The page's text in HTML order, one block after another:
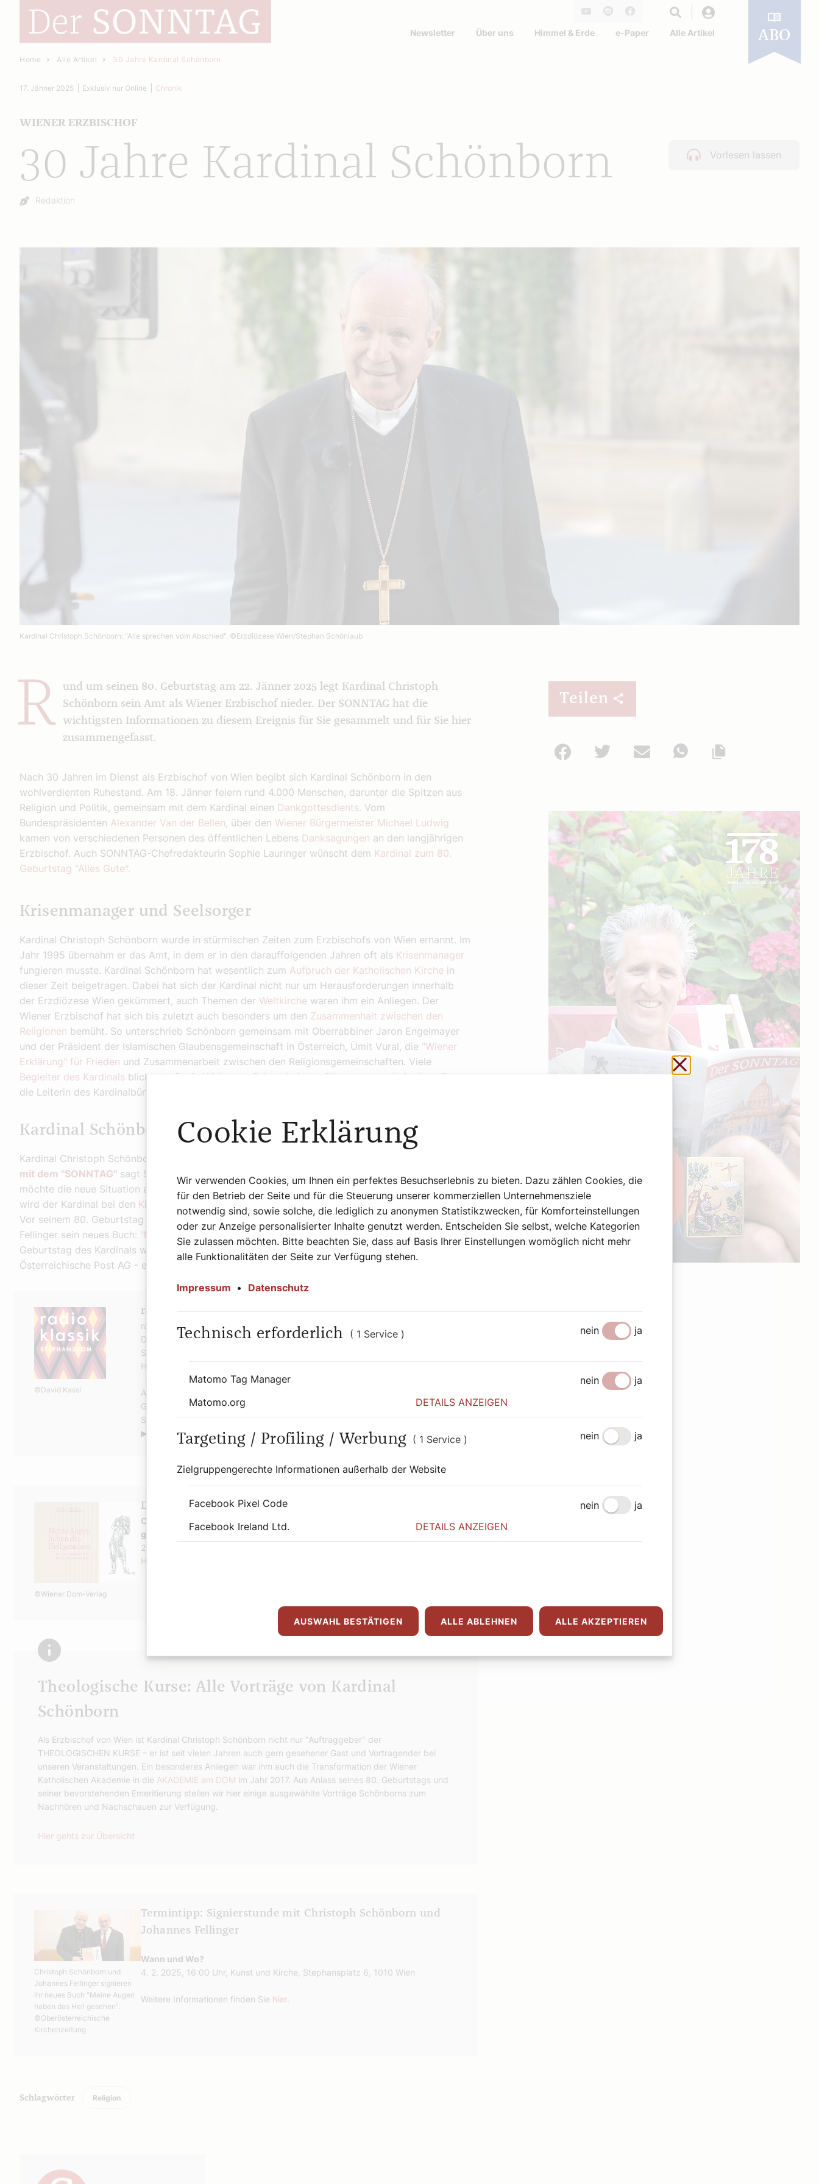
Facebook
Newsletter Über uns Himmel & Erde e-Paper Alle Artikel ABO
Home Alle Artikel 30 Jahre Kardinal Schönborn
Vorlesen lassen
30 Jahre Kardinal Schönborn
WIENER ERZBISCHOF
17. Jänner 2025 Exklusiv nur Online Chronik
Autor:
Redaktion
Kardinal Christoph Schönborn: "Alle sprechen vom Abschied". ©Erzdiözese Wien/Stephan Schönlaub
R
und um seinen 80. Geburtstag am 22. Jänner 2025 legt Kardinal Christoph
Schönborn sein Amt als Wiener Erzbischof nieder. Der SONNTAG hat die
wichtigsten Informationen zu diesem Ereignis für Sie gesammelt und für Sie hier
zusammengefasst.
Nach 30 Jahren im Dienst als Erzbischof von Wien begibt sich Kardinal Schönborn in den
wohlverdienten Ruhestand. Am 18. Jänner feiern rund 4.000 Menschen, darunter die Spitzen aus
Religion und Politik, gemeinsam mit dem Kardinal einen Dankgottesdients. Vom
Bundespräsidenten Alexander Van der Bellen, über den Wiener Bürgermeister Michael Ludwig
kamen von verschiedenen Personen des öffentlichen Lebens Danksagungen an den langjährigen
Erzbischof. Auch SONNTAG-Chefredakteurin Sophie Lauringer wünscht dem Kardinal zum 80.
Geburtstag "Alles Gute".
Krisenmanager und Seelsorger
Kardinal Christoph Schönborn wurde in stürmischen Zeiten zum Erzbischofs von Wien ernannt. Im
Jahr 1995 übernahm er das Amt, in dem er in den darauffolgenden Jahren oft als Krisenmanager
fungieren musste. Kardinal Schönborn hat wesentlich zum Aufbruch der Katholischen Kirche in
dieser Zeit beigetragen. Dabei hat sich der Kardinal nicht nur um Herausforderungen innerhalb
der Erzdiözese Wien gekümmert, auch Themen der Weltkirche waren ihm ein Anliegen. Der
Wiener Erzbischof hat sich bis zuletzt auch besonders um den Zusammenhalt zwischen den
Religionen bemüht. So unterschrieb Schönborn gemeinsam mit Oberrabbiner Jaron Engelmayer
und der Präsident der Islamischen Glaubensgemeinschaft in Österreich, Ümit Vural, die "Wiener
Erklärung" für Frieden und Zusammenarbeit zwischen den Religionsgemeinschaften. Viele
Begleiter des Kardinals blicken auf sein Wirken zurück undziehen Bilanz- so auchCorinna Turner,
die Leiterin des Kardinalbüros.
Kardinal Schönborn über seine Zukunft
Kardinal Christoph Schönborn selbst möchte nicht von Abschied sprechen. In einem
mit dem "SONNTAG" sagt Schönborn über seine Zukunft: "Ich habe bewusst keine Pläne. Ich
möchte die neue Situation auf mich zukommen lassen und sie dann gestalten." Seinen Ruhestand
wird der Kardinal bei den Kleinen Schwestern vom Lamm
in der Wiener Donaustadt verbringen.
Vor seinem 80. Geburtstag hat Kardinal Christoph Schönborn gemeinsam mit Arzt Johannes
Fellinger sein neues Buch: "Meine Augen haben das Heil gesehen"
veröffentlicht. Zum 80.
Geburtstag des Kardinals wird es - so der österreichische Philatelistenverein und die
Österreichische Post AG - eigene
©David Kassl
radio klassik Stephansdom überträgt Dankgottesdienst
radio klassik Stephansdom überträgt auf der Frequenz 107,5 den
Dankgottesdienst zu Ehren von Kardinal Christoph Schönborn live aus dem
Stephansdom.
Hier geht es zum Live-Stream
Auch in den
Gast.
Zum 80. Geburtstag von Kardinal Christoph Schönborn
. Gestaltung:
Stefan Hauser
▶
radioklassik.at/perspektiven
©Wiener Dom-Verlag
Das Buch: "Meine Augen haben das Heil gesehen"
Christoph Schönborn, Johannes Fellinger, Meine Augen haben das Heil
gesehen,
Wiener Dom-Verlag, 112 Seiten, ISBN: 978-3-85351-335-4, EUR
29,–
Hier bestellen
Theologische Kurse: Alle Vorträge von Kardinal
Schönborn
Als Erzbischof von Wien ist Kardinal Christoph Schönborn nicht nur "Auftraggeber" der
THEOLOGISCHEN KURSE – er ist seit vielen Jahren auch gern gesehener Gast und Vortragender bei
unseren Veranstaltungen. Ein besonderes Anliegen war ihm auch die Transformation der Wiener
Katholischen Akademie in die AKADEMIE am DOM im Jahr 2017. Aus Anlass seines 80. Geburtstags und
seiner bevorstehenden Emeritierung stellen wir hier einige ausgewählte Vorträge Schönborns zum
Nachhören und Nachschauen zur Verfügung.
Hier gehts zur Übersicht
Christoph Schönborn und
Johannes Fellinger signieren
ihr neues Buch "Meine Augen
haben das Heil gesehen".
©Oberösterreichische
Kirchenzeitung
Termintipp: Signierstunde mit Christoph Schönborn und
Johannes Fellinger
Wann und Wo?
4. 2. 2025, 16:00 Uhr, Kunst und Kirche, Stephansplatz 6, 1010 Wien
Weitere Informationen finden Sie hier
Schlagwörter Religion
Teilen
Facebook
Twitter Mail
WhatsApp
Schließen ohne zu
Cookie Erklärung
Wir verwenden Cookies, um Ihnen ein perfektes Besuchserlebnis zu bieten. Dazu zählen Cookies, die
für den Betrieb der Seite und für die Steuerung unserer kommerziellen Unternehmensziele
notwendig sind, sowie solche, die lediglich zu anonymen Statistikzwecken, für Komforteinstellungen
oder zur Anzeige personalisierter Inhalte genutzt werden. Entscheiden Sie selbst, welche Kategorien
Sie zulassen möchten. Bitte beachten Sie, dass auf Basis Ihrer Einstellungen womöglich nicht mehr
alle Funktionalitäten der Seite zur Verfügung stehen.
Impressum • Datenschutz
Technisch erforderlich ( 1 Service ) nein ja
Matomo Tag Manager nein
ja
Matomo.org
DETAILS ANZEIGEN
Targeting / Profiling / Werbung ( 1 Service )
Zielgruppengerechte Informationen außerhalb der Website
nein ja
Facebook Pixel Code nein
ja
Facebook Ireland Ltd.
DETAILS ANZEIGEN
AUSWAHL BESTÄTIGEN ALLE ABLEHNEN ALLE AKZEPTIEREN